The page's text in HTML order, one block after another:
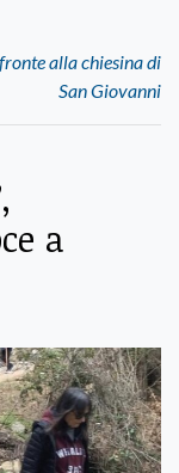
alla chiesina di
San Giovanni
a